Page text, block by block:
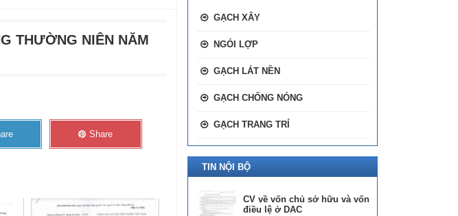
THƯỜNG NIÊN NĂM
Share
GẠCH XÂY
NGÓI LỢP
GẠCH LÁT NỀN
GẠCH CHỐNG NÓNG
GẠCH TRANG TRÍ
TIN NỘI BỘ
CV về vốn chủ sở hữu và vốn
điều lệ ở DAC